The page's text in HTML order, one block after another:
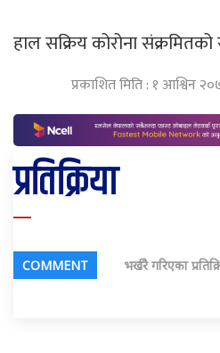
हाल सक्रिय कोरोना
प्रकाशित मिति : १ आश्विन
प्रतिक्रिया
COMMENT भर्खरै गरिएका